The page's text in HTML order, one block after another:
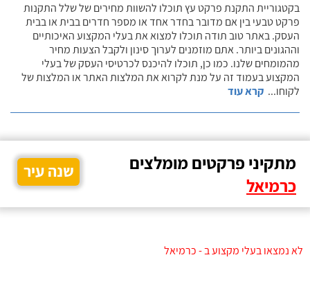
בקטגוריית התקנת פרקט עץ תוכלו להשוות מחירים של שלל התקנות
פרקט טבעי בין אם מדובר בחדר אחד או מספר חדרים בבית או בבית
העסק. באתר טוב תודה תוכלו למצוא את בעלי המקצוע האיכותיים
וההגונים ביותר. אתם מוזמנים לערוך סינון ולקבל הצעות מחיר
מהמומחים שלנו. כמו כן, תוכלו להיכנס לכרטיסי העסק של בעלי
המקצוע בעמוד זה על מנת לקרוא את המלצות האתר או המלצות של
לקוחו... קרא עוד
מתקיני פרקטים מומלצים
כרמיאל
שנה עיר
לא נמצאו בעלי מקצוע ב - כרמיאל